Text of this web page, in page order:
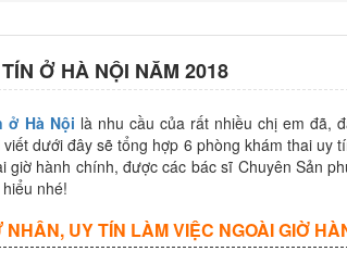
Ở HÀ NỘI NĂM 2018
ở Hà Nội là nhu cầu của rất nhiều chị em đã,
dưới đây sẽ tổng hợp 6 phòng khám thai uy
hành chính, được các bác sĩ Chuyên Sản
nhé!
UY TÍN LÀM VIỆC NGOÀI GIỜ